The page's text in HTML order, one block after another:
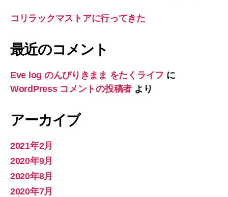
コリラックマストアに行ってきた
最近のコメント
Eve log のんびりきまま をたくライフ に
WordPress コメントの投稿者 より
アーカイブ
2021年2月
2020年9月
2020年8月
2020年7月